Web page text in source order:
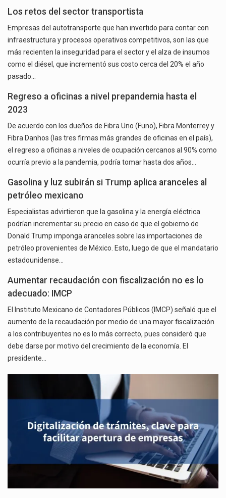
Los retos del sector transportista
Empresas del autotransporte que han invertido para contar con
infraestructura y procesos operativos competitivos, son las que
más recienten la inseguridad para el sector y el alza de insumos
como el diésel, que incrementó sus costo cerca del 20% el año
pasado…
Regreso a oficinas a nivel prepandemia hasta el
2023
De acuerdo con los dueños de Fibra Uno (Funo), Fibra Monterrey y
Fibra Danhos (las tres firmas más grandes de oficinas en el país),
el regreso a oficinas a niveles de ocupación cercanos al 90% como
ocurría previo a la pandemia, podría tomar hasta dos años…
Gasolina y luz subirán si Trump aplica aranceles al
petróleo mexicano
Especialistas advirtieron que la gasolina y la energía eléctrica
podrían incrementar su precio en caso de que el gobierno de
Donald Trump imponga aranceles sobre las importaciones de
petróleo provenientes de México. Esto, luego de que el mandatario
estadounidense…
Aumentar recaudación con fiscalización no es lo
adecuado: IMCP
El Instituto Mexicano de Contadores Públicos (IMCP) señaló que el
aumento de la recaudación por medio de una mayor fiscalización
a los contribuyentes no es lo más correcto, pues consideró que
debe darse por motivo del crecimiento de la economía. El
presidente…